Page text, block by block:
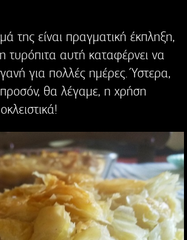
της είναι πραγματική έκπληξη,
τυρόπιτα αυτή καταφέρνει να
για πολλές ημέρες. Ύστερα,
προσόν, θα λέγαμε, η χρήση